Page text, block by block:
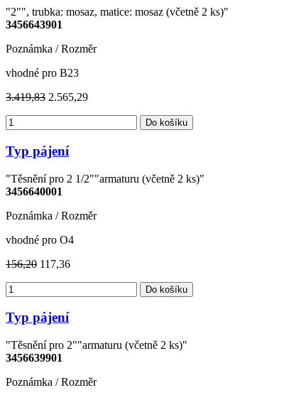
"2"", trubka: mosaz, matice: mosaz (včetně 2 ks)"
3456643901
Poznámka / Rozměr
vhodné pro B23
3.419,83 2.565,29
Do košíku
Typ pájení
"Těsnění pro 2 1/2""armaturu (včetně 2 ks)"
3456640001
Poznámka / Rozměr
vhodné pro O4
156,20 117,36
Do košíku
Typ pájení
"Těsnění pro 2""armaturu (včetně 2 ks)"
3456639901
Poznámka / Rozměr